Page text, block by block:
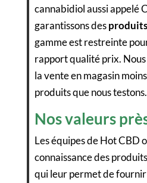
cannabidiol aussi appelé
garantissons des
gamme est restreinte
rapport qualité prix.
la vente en magasin
produits que nous testons.
Nos valeurs
Les équipes de Hot CBD
connaissance des
qui leur permet de